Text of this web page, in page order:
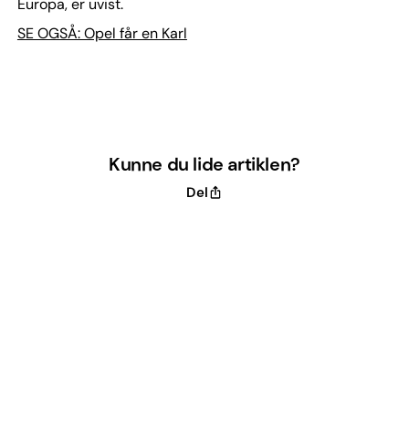
Europa, er uvist.
SE OGSÅ: Opel får en Karl
Kunne du lide artiklen?
Del